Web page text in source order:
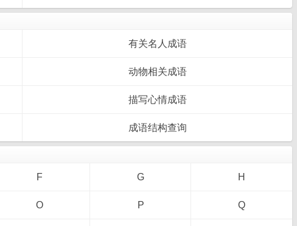
有关名人成语
动物相关成语
描写心情成语
成语结构查询
F G H
O P Q